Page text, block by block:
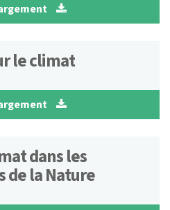
le climat
dans les
de la Nature